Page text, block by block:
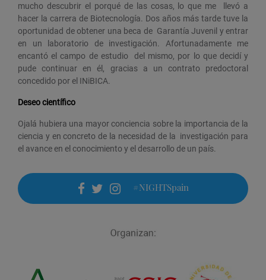
mucho descubrir el porqué de las cosas, lo que me llevó a
hacer la carrera de Biotecnología. Dos años más tarde tuve la
oportunidad de obtener una beca de Garantía Juvenil y entrar
en un laboratorio de investigación. Afortunadamente me
encantó el campo de estudio del mismo, por lo que decidí y
pude continuar en él, gracias a un contrato predoctoral
concedido por el INiBICA.
Deseo científico
Ojalá hubiera una mayor conciencia sobre la importancia de la
ciencia y en concreto de la necesidad de la investigación para
el avance en el conocimiento y el desarrollo de un país.
facebook
twitter
instagram
#NIGHTSpain